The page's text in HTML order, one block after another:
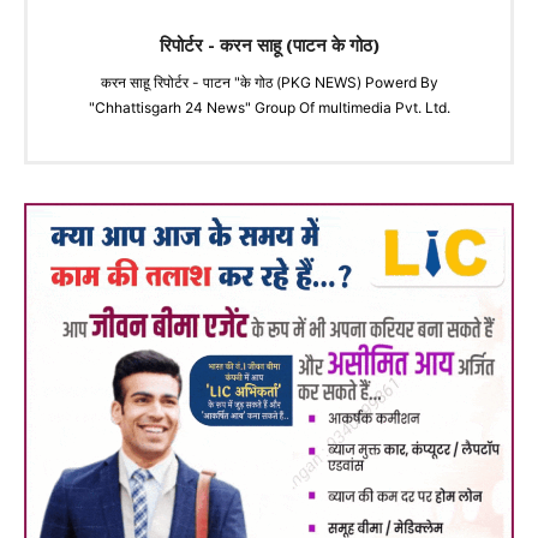
रिपोर्टर - करन साहू (पाटन के गोठ)
करन साहू रिपोर्टर - पाटन "के गोठ (PKG NEWS) Powerd By
"Chhattisgarh 24 News" Group Of multimedia Pvt. Ltd.